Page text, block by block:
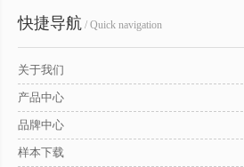
快捷导航 / Quick navigation
关于我们
产品中心
品牌中心
样本下载